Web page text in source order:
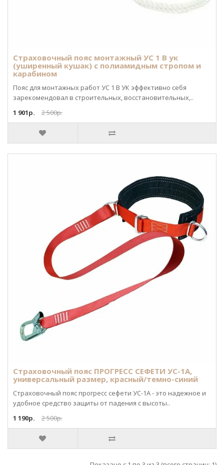
Страховочный пояс монтажный УС 1 В ук
(уширенный кушак) с полиамидным стропом и
карабином
Пояс для монтажных работ УС 1 В УК эффективно себя
зарекомендовал в строительных, восстановительных,..
1 901р.
2 500р.
Страховочный пояс ПРОГРЕСС СЕФЕТИ УС-1А,
универсальный размер, красный/темно-синий
Страховочный пояс прогресс сефети УС-1А - это надежное и
удобное средство защиты от падения с высоты..
1 190р.
2 500р.